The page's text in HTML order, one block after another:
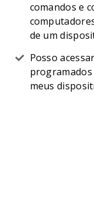
comandos e
de um
Posso
meus